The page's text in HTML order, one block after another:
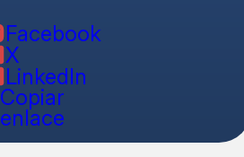
Facebook
X
LinkedIn
Copiar
enlace